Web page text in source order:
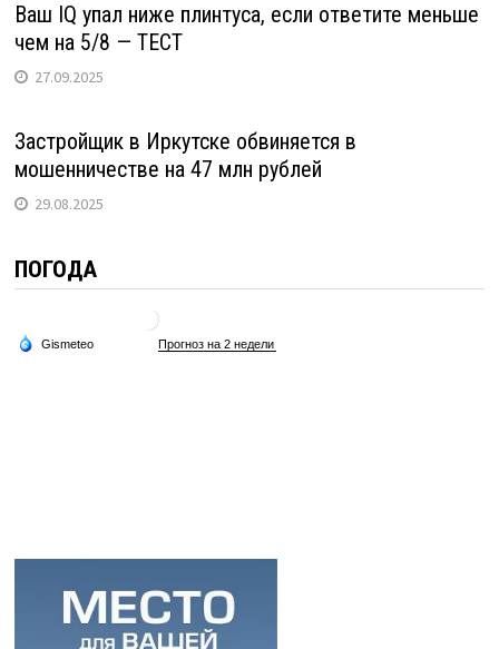
Ваш IQ упал ниже плинтуса, если ответите меньше
чем на 5/8 — ТЕСТ
27.09.2025
Застройщик в Иркутске обвиняется в
мошенничестве на 47 млн рублей
29.08.2025
ПОГОДА